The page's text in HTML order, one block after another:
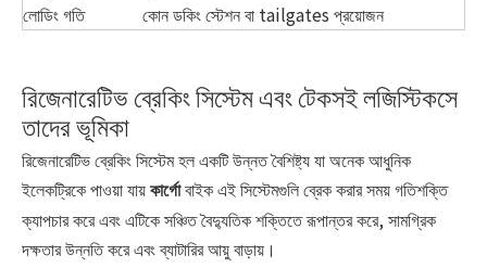
লোডিং গতি
কোন ডকিং স্টেশন বা tailgates প্রয়োজন
রিজেনারেটিভ ব্রেকিং সিস্টেম এবং টেকসই লজিস্টিকসে
তাদের ভূমিকা
রিজেনারেটিভ ব্রেকিং সিস্টেম হল একটি উন্নত বৈশিষ্ট্য যা অনেক আধুনিক
ইলেকট্রিকে পাওয়া যায়কার্গোবাইক এই সিস্টেমগুলি ব্রেক করার সময় গতিশক্তি
ক্যাপচার করে এবং এটিকে সঞ্চিত বৈদ্যুতিক শক্তিতে রূপান্তর করে, সামগ্রিক
দক্ষতার উন্নতি করে এবং ব্যাটারির আয়ু বাড়ায়।